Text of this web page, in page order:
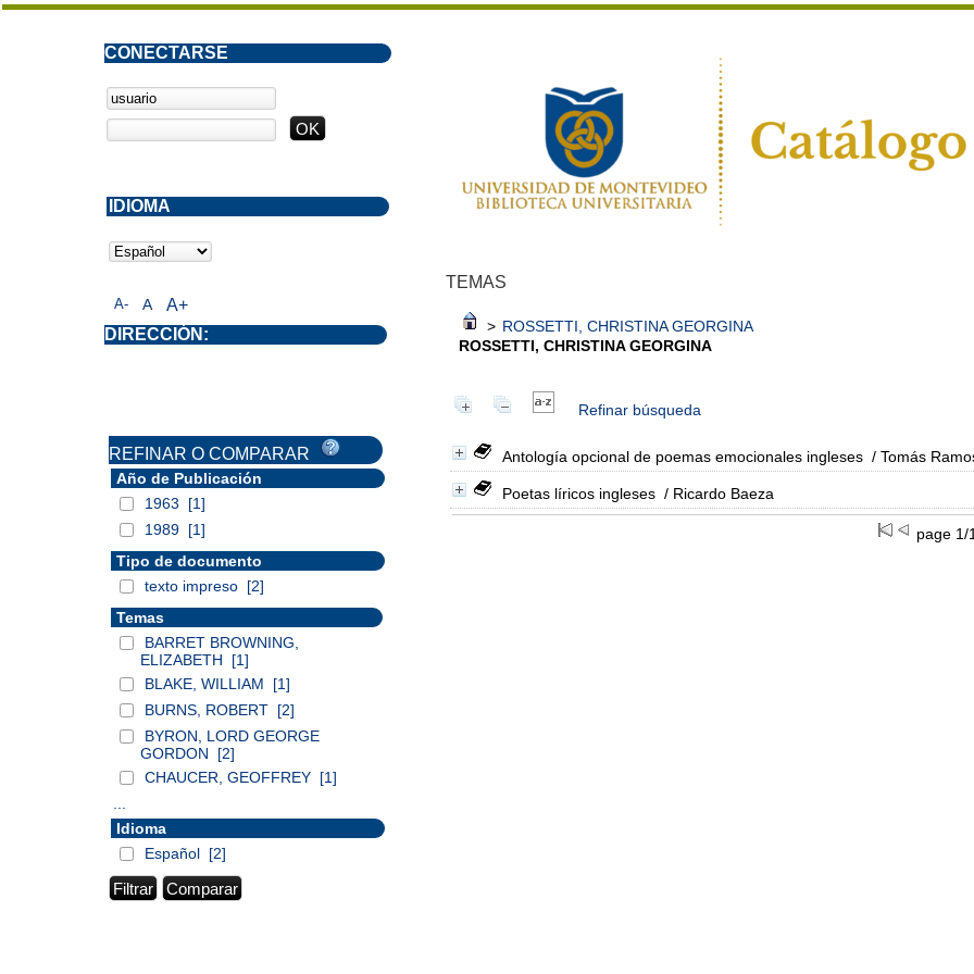
TEMAS
> ROSSETTI, CHRISTINA GEORGINA
ROSSETTI, CHRISTINA GEORGINA
Refinar búsqueda
Antología opcional de poemas emocionales ingleses / Tomás
Poetas líricos ingleses / Ricardo Baeza
page
A- A A+
CONECTARSE
DIRECCIÓN:
IDIOMA
REFINAR O COMPARAR
Año de Publicación
1963
[1]
1989 [1]
Tipo de documento
texto impreso [2]
Temas
BARRET BROWNING,
ELIZABETH
[1]
BLAKE, WILLIAM
[1]
BURNS, ROBERT [2]
BYRON, LORD GEORGE
GORDON
[2]
CHAUCER, GEOFFREY [1]
Idioma
Español [2]